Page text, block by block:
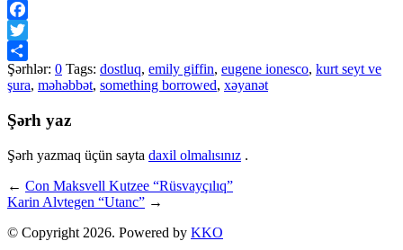
Facebook
Twitter
Share
Şərhlər: 0 Tags: dostluq, emily giffin, eugene ionesco, kurt seyt ve
şura, məhəbbət, something borrowed, xəyanət
Şərh yaz
Şərh yazmaq üçün sayta daxil olmalısınız .
← Con Maksvell Kutzee “Rüsvayçılıq”
Karin Alvtegen “Utanc” →
© Copyright 2026. Powered by KKO